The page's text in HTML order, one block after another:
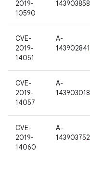
2019-
10590
143903858
CVE-
2019-
14051
A-
143902841
CVE-
2019-
14057
A-
143903018
CVE-
2019-
14060
A-
143903752